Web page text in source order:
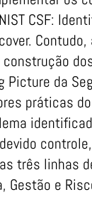
CSF:
Picture da
práticas
três linhas
Gestão e